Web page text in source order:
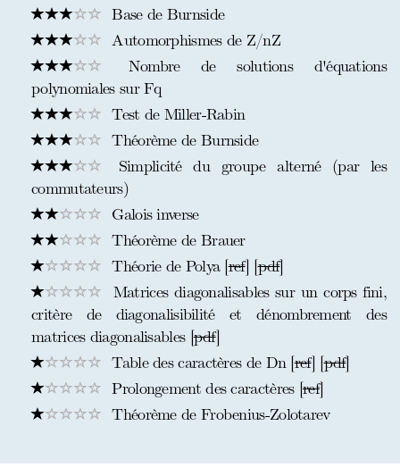
Base de Burnside
Automorphismes de Z/nZ
Nombre de solutions d'équations
polynomiales sur Fq
Test de Miller-Rabin
Théorème de Burnside
Simplicité du groupe alterné (par les
commutateurs)
Galois inverse
Théorème de Brauer
Théorie de Polya [ref] [pdf]
Matrices diagonalisables sur un corps fini,
critère de diagonalisibilité et dénombrement des
matrices diagonalisables [pdf]
Table des caractères de Dn [ref] [pdf]
Prolongement des caractères [ref]
Théorème de Frobenius-Zolotarev